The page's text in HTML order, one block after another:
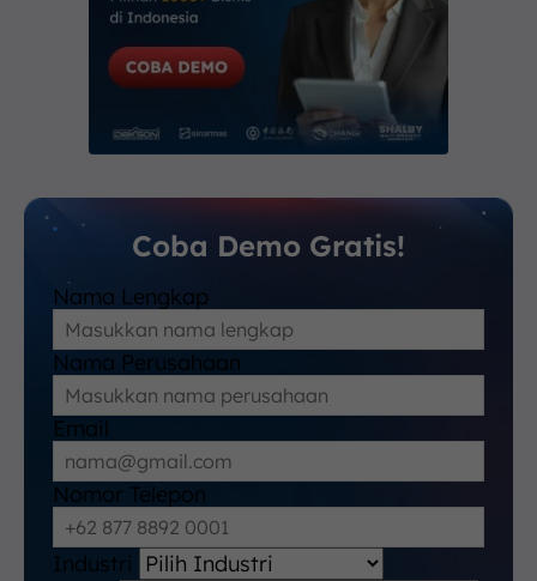
Coba Demo Gratis!
Nama Lengkap
Nama Perusahaan
Email
Nomor Telepon
Industri